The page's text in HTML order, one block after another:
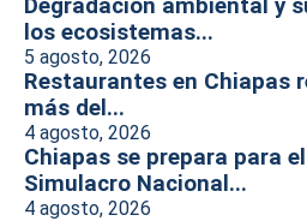
Degradación ambiental y
los ecosistemas...
5 agosto, 2026
Restaurantes en Chiapas
más del...
4 agosto, 2026
Chiapas se prepara para
Simulacro Nacional...
4 agosto, 2026